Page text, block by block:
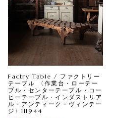
Factry Table / ファクトリー
テーブル 〈作業台・ローテー
ブル・センターテーブル・コー
ヒーテーブル・インダストリア
ル・アンティーク・ヴィンテー
ジ〉111944